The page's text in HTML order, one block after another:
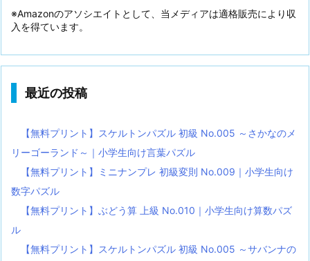
※Amazonのアソシエイトとして、当メディアは適格販売により収
入を得ています。
最近の投稿
【無料プリント】スケルトンパズル 初級 No.005 ～さかなのメ
リーゴーランド～｜小学生向け言葉パズル
【無料プリント】ミニナンプレ 初級変則 No.009｜小学生向け
数字パズル
【無料プリント】ぶどう算 上級 No.010｜小学生向け算数パズ
ル
【無料プリント】スケルトンパズル 初級 No.005 ～サバンナの